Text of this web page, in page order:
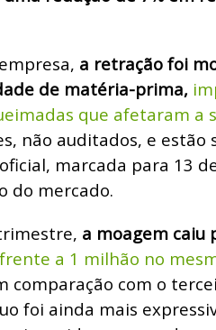
a retração foi
de matéria-prima,
que afetaram a
não auditados, e estão
marcada para 13
do mercado.
a moagem caiu
frente a 1 milhão no
comparação com o
foi ainda mais